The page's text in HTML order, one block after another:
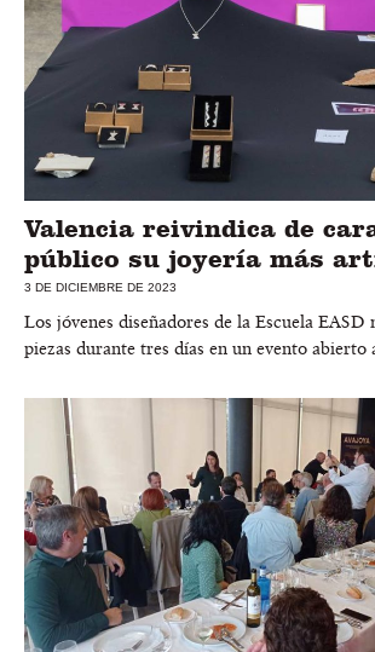
Valencia reivindica de
público su joyería más
3 DE DICIEMBRE DE 2023
Los jóvenes diseñadores de la Escuela EASD
piezas durante tres días en un evento abierto